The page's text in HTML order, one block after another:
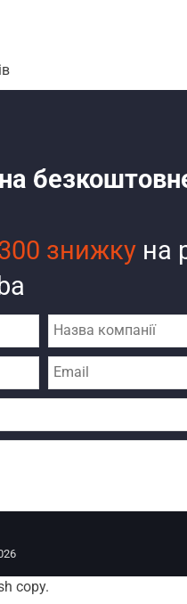
знижку на
copy.